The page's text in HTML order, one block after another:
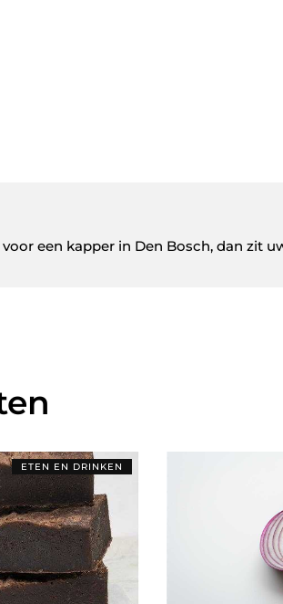
voor een kapper in Den Bosch, dan zit
ETEN EN DRINKEN